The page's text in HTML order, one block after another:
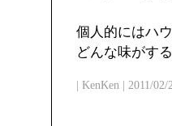
個人的にはハ
どんな味がす
| KenKen | 2011/